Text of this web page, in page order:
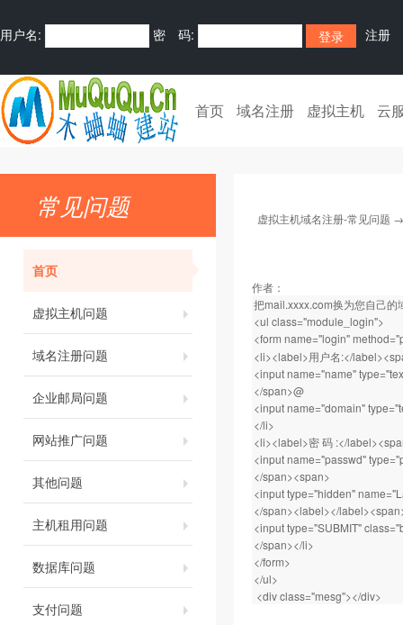
用户名: 密 码: 注册
首页 域名注册 虚拟主机 云
常见问题
首页
虚拟主机问题
域名注册问题
企业邮局问题
网站推广问题
其他问题
主机租用问题
数据库问题
支付问题
虚拟主机域名注册-常见问题
作者：
把mail.xxxx.com换为您自己的
<ul class="module_login">
<form name="login"
<li><label>用户名:</
<input name="name"
</span>@
<input name="domain"
</li>
<li><label>密 码 :</
<input name="passwd"
</span><span>
<input type="hidden"
</span><label></
<input type="SUBMIT"
</span></li>
</form>
</ul>
<div class="mesg"></div>